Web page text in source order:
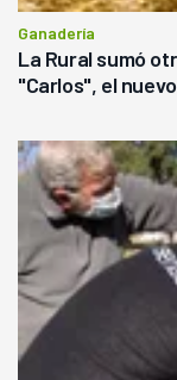
Ganadería
La Rural sumó
"Carlos", el